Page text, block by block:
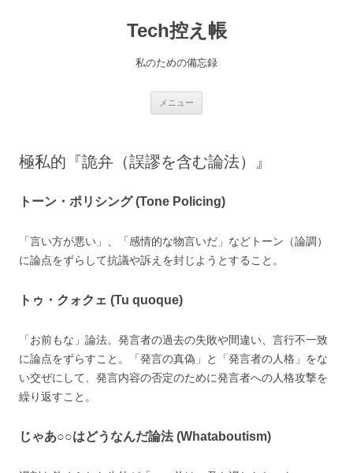
Tech控え帳
私のための備忘録
メニュー
極私的『詭弁（誤謬を含む論法）』
トーン・ポリシング (Tone Policing)
「言い方が悪い」、「感情的な物言いだ」などトーン（論調）
に論点をずらして抗議や訴えを封じようとすること。
トゥ・クォクェ (Tu quoque)
「お前もな」論法。発言者の過去の失敗や間違い、言行不一致
に論点をずらすこと。「発言の真偽」と「発言者の人格」をな
い交ぜにして、発言内容の否定のために発言者への人格攻撃を
繰り返すこと。
じゃあ○○はどうなんだ論法 (Whataboutism)